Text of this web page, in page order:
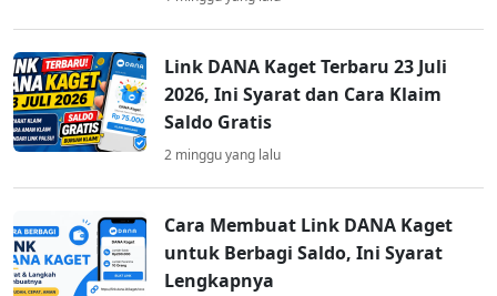
Link DANA Kaget Terbaru 23 Juli
2026, Ini Syarat dan Cara Klaim
Saldo Gratis
2 minggu yang lalu
Cara Membuat Link DANA Kaget
untuk Berbagi Saldo, Ini Syarat
Lengkapnya